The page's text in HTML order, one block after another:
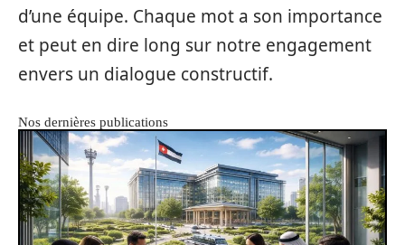
d’une équipe. Chaque mot a son importance
et peut en dire long sur notre engagement
envers un dialogue constructif.
Nos dernières publications